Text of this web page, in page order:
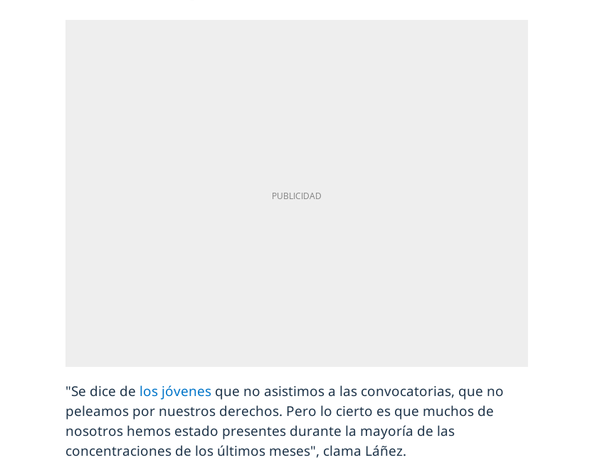
"Se dice de los jóvenes que no asistimos a las convocatorias, que no
peleamos por nuestros derechos. Pero lo cierto es que muchos de
nosotros hemos estado presentes durante la mayoría de las
concentraciones de los últimos meses", clama Láñez.